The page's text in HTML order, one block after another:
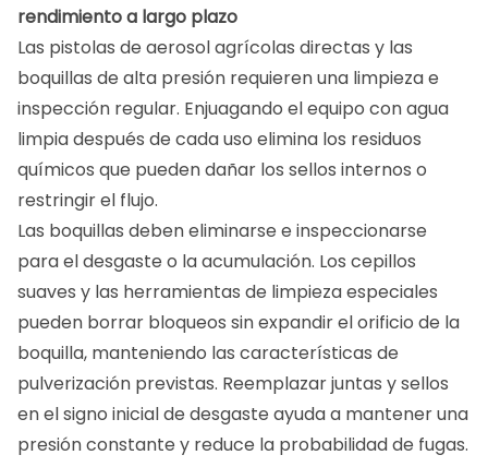
rendimiento a largo plazo
Las pistolas de aerosol agrícolas directas y las
boquillas de alta presión requieren una limpieza e
inspección regular. Enjuagando el equipo con agua
limpia después de cada uso elimina los residuos
químicos que pueden dañar los sellos internos o
restringir el flujo.
Las boquillas deben eliminarse e inspeccionarse
para el desgaste o la acumulación. Los cepillos
suaves y las herramientas de limpieza especiales
pueden borrar bloqueos sin expandir el orificio de la
boquilla, manteniendo las características de
pulverización previstas. Reemplazar juntas y sellos
en el signo inicial de desgaste ayuda a mantener una
presión constante y reduce la probabilidad de fugas.